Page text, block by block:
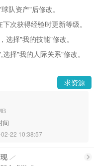
队资产"后修改。
次获得经验时更新等级。
择"我的技能"修改。
择"我的人际关系"修改。
求资源
间
22 10:38:57